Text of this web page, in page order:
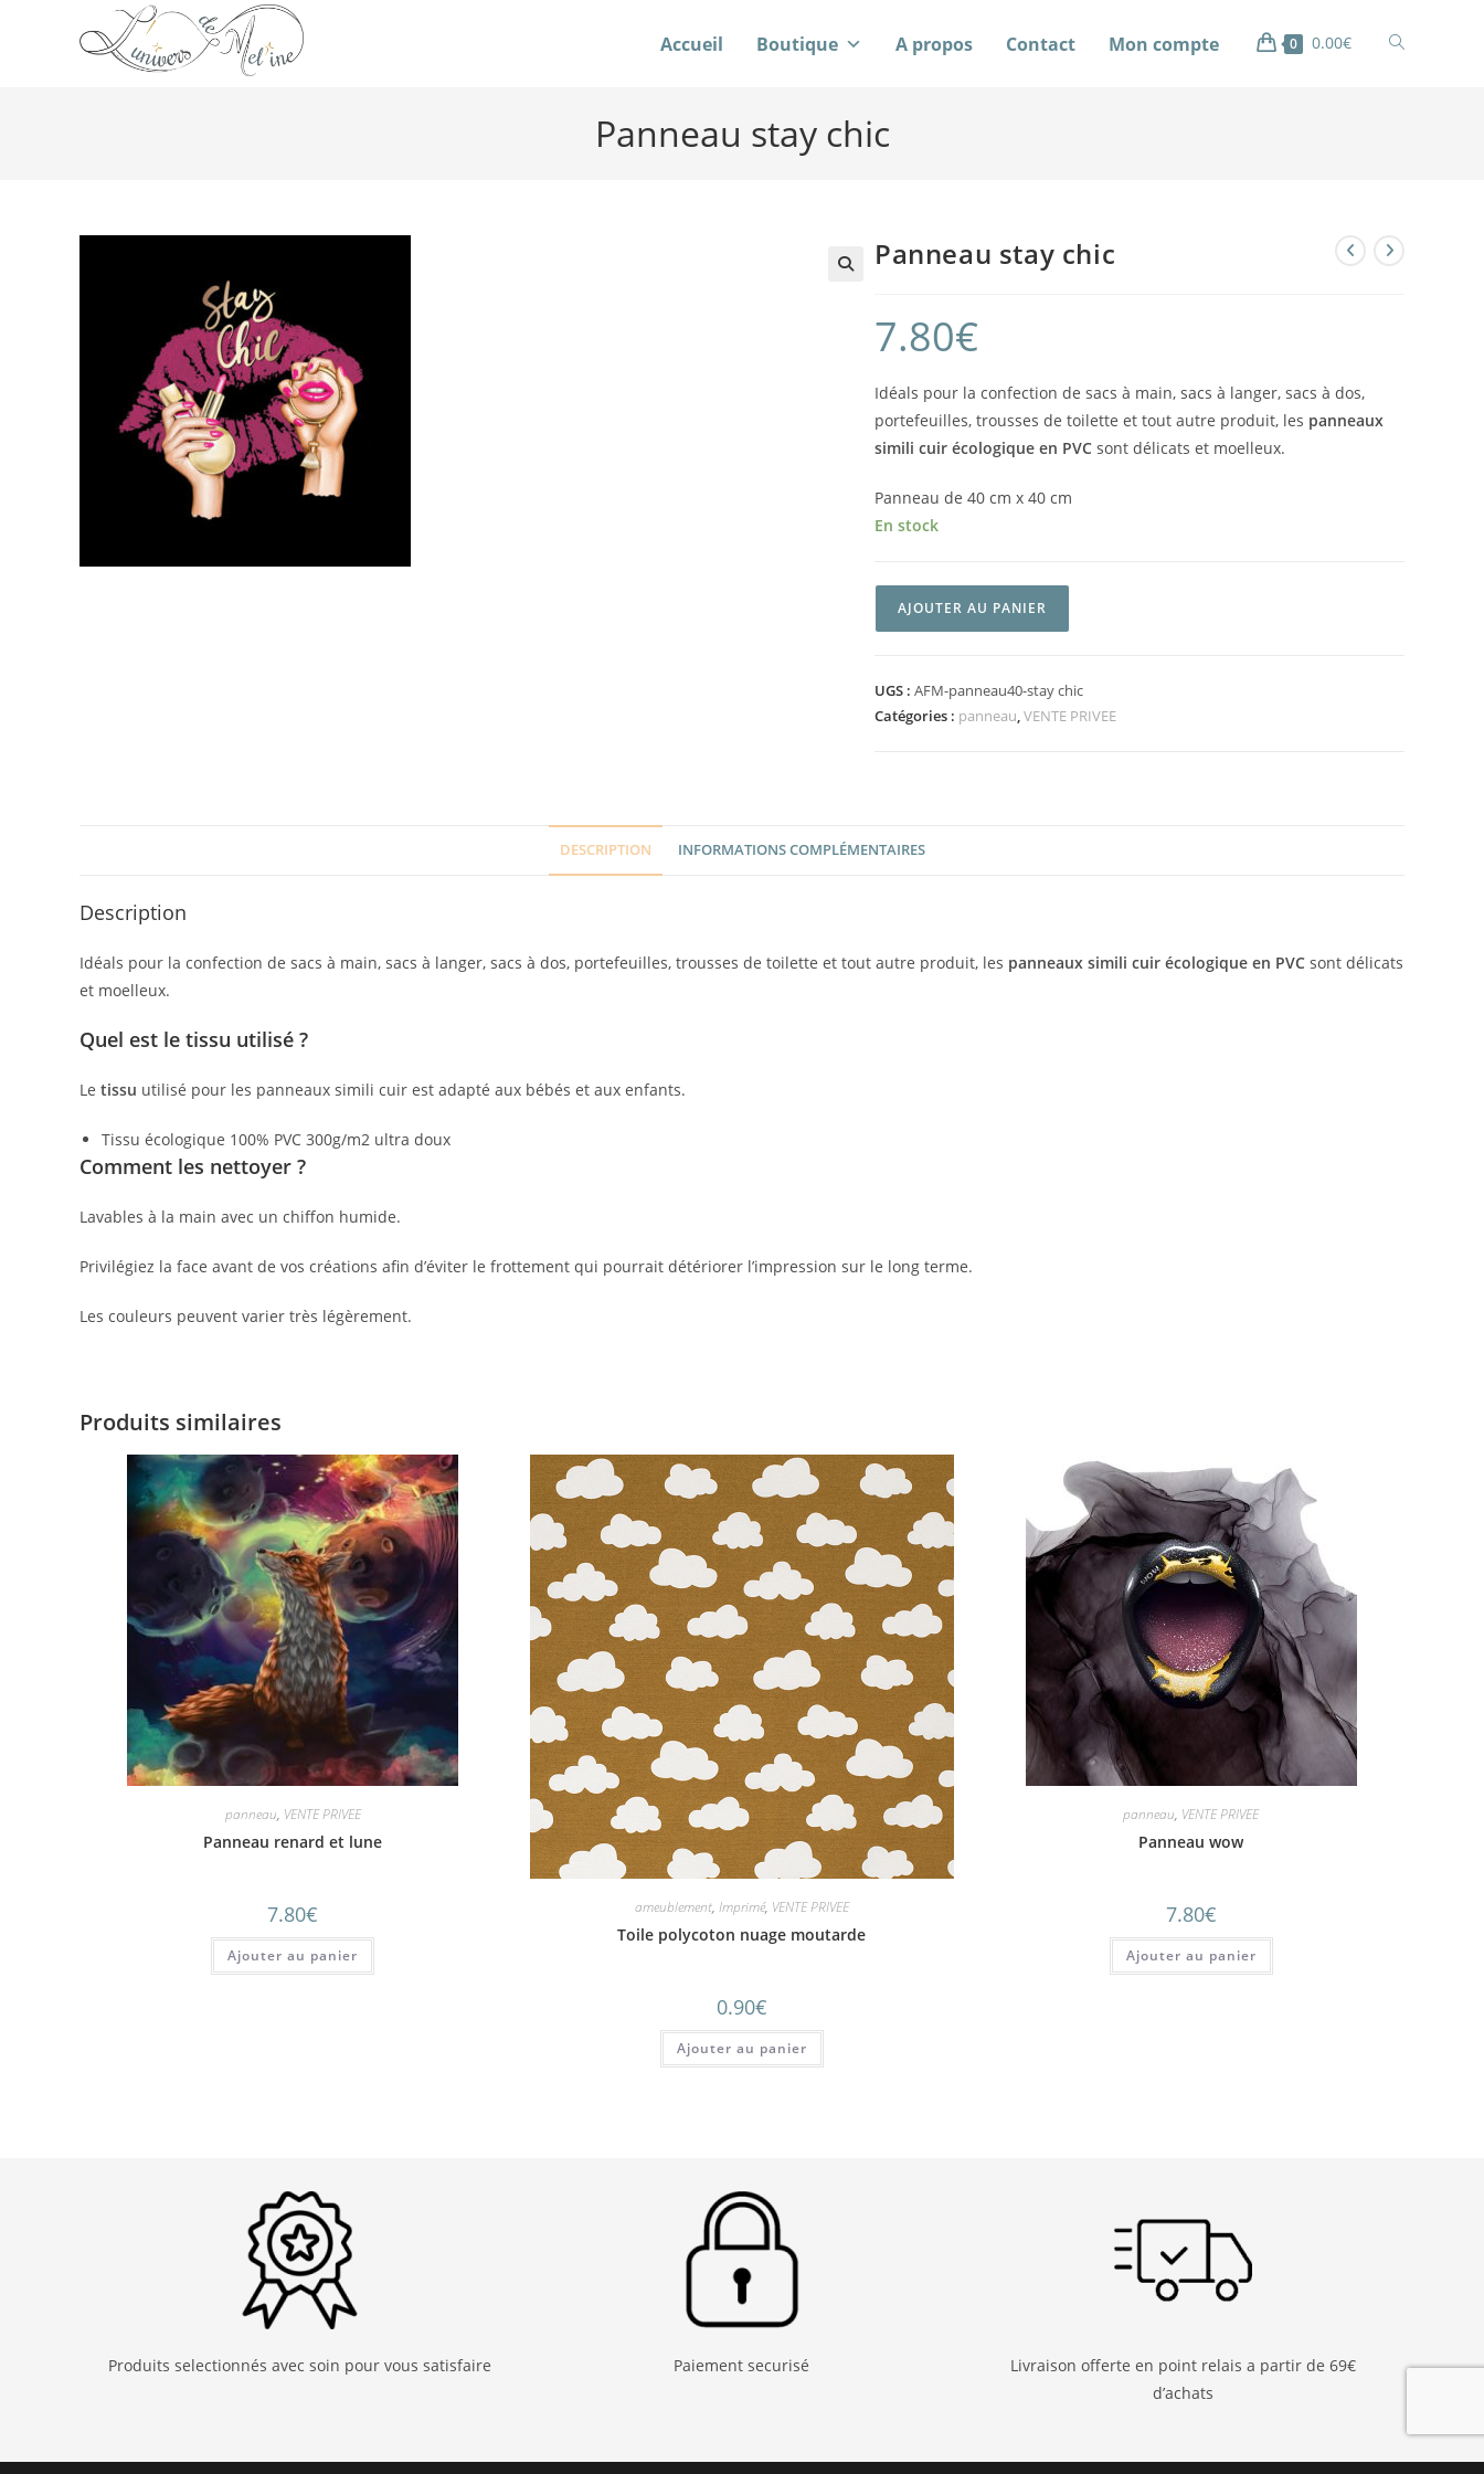
Accueil Boutique A propos Contact Mon compte 0 0.00€
Panneau stay chic
Panneau stay chic
7.80€
Idéals pour la confection de sacs à main, sacs à langer, sacs à dos,
portefeuilles, trousses de toilette et tout autre produit, les panneaux
simili cuir écologique en PVC sont délicats et moelleux.
Panneau de 40 cm x 40 cm
En stock
AJOUTER AU PANIER
UGS : AFM-panneau40-stay chic
Catégories : panneau,VENTE PRIVEE
DESCRIPTION INFORMATIONS COMPLÉMENTAIRES
Description
Idéals pour la confection de sacs à main, sacs à langer, sacs à dos, portefeuilles, trousses de toilette et tout autre produit, les panneaux simili cuir écologique en PVC sont délicats
et moelleux.
Quel est le tissu utilisé ?
Le tissu utilisé pour les panneaux simili cuir est adapté aux bébés et aux enfants.
Tissu écologique 100% PVC 300g/m2 ultra doux
Comment les nettoyer ?
Lavables à la main avec un chiffon humide.
Privilégiez la face avant de vos créations afin d’éviter le frottement qui pourrait détériorer l’impression sur le long terme.
Les couleurs peuvent varier très légèrement.
Produits similaires
panneau, VENTE PRIVEE
Panneau renard et lune
7.80€
Ajouter au panier
ameublement, Imprimé, VENTE PRIVEE
Toile polycoton nuage moutarde
0.90€
Ajouter au panier
panneau, VENTE PRIVEE
Panneau wow
7.80€
Ajouter au panier
Produits selectionnés avec soin pour vous satisfaire Paiement securisé
Livraison offerte en point relais a partir de 69€
d’achats